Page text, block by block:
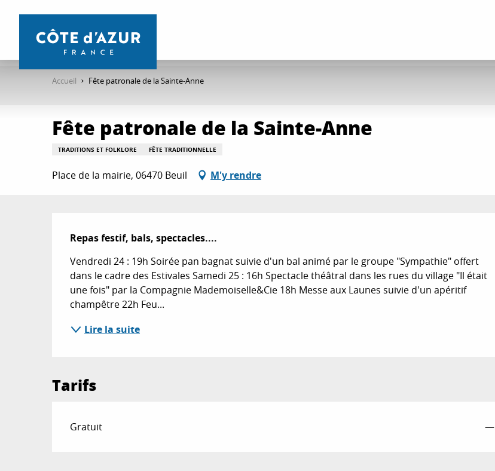
contenu
Accueil Fête patronale de la Sainte-Anne
Fête patronale de la Sainte-Anne
TRADITIONS ET FOLKLORE FÊTE TRADITIONNELLE
Place de la mairie, 06470 Beuil M'y rendre
Description
Repas festif, bals, spectacles....
Vendredi 24 : 19h Soirée pan bagnat suivie d'un bal animé par le groupe "Sympathie" offert
dans le cadre des Estivales Samedi 25 : 16h Spectacle théâtral dans les rues du village "Il était
une fois" par la Compagnie Mademoiselle&Cie 18h Messe aux Launes suivie d'un apéritif
champêtre 22h Feu...
Lire la suite
Tarifs
Gratuit —